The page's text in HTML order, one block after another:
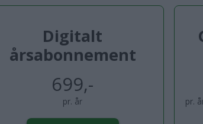
Digitalt
årsabonnement
699,-
pr. år pr.